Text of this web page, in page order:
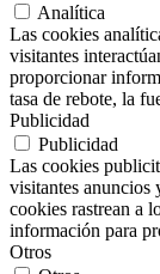
Analítica
Las cookies
visitantes
proporcionar
tasa de rebote, la
Publicidad
Publicidad
Las cookies
visitantes anuncios
cookies rastrean a
información para
Otros